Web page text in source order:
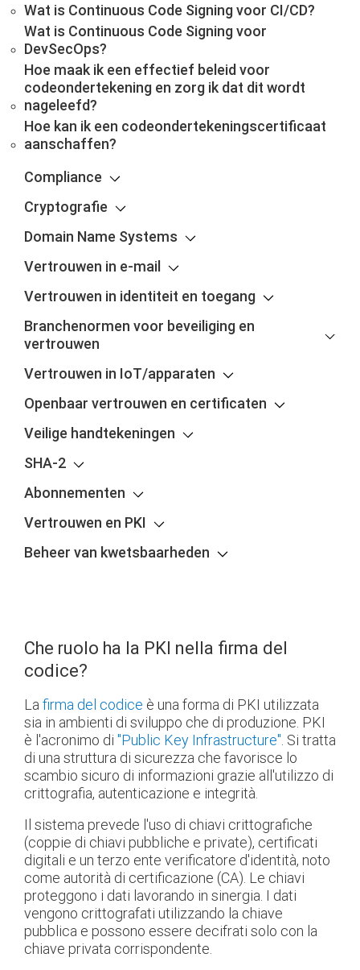
Wat is Continuous Code Signing voor CI/CD?
Wat is Continuous Code Signing voor
DevSecOps?
Hoe maak ik een effectief beleid voor
codeondertekening en zorg ik dat dit wordt
nageleefd?
Hoe kan ik een codeondertekeningscertificaat
aanschaffen?
Compliance
Cryptografie
Domain Name Systems
Vertrouwen in e-mail
Vertrouwen in identiteit en toegang
Branchenormen voor beveiliging en
vertrouwen
Vertrouwen in IoT/apparaten
Openbaar vertrouwen en certificaten
Veilige handtekeningen
SHA-2
Abonnementen
Vertrouwen en PKI
Beheer van kwetsbaarheden
Che ruolo ha la PKI nella firma del
codice?
La firma del codice è una forma di PKI utilizzata
sia in ambienti di sviluppo che di produzione. PKI
è l'acronimo di "Public Key Infrastructure". Si tratta
di una struttura di sicurezza che favorisce lo
scambio sicuro di informazioni grazie all'utilizzo di
crittografia, autenticazione e integrità.
Il sistema prevede l'uso di chiavi crittografiche
(coppie di chiavi pubbliche e private), certificati
digitali e un terzo ente verificatore d'identità, noto
come autorità di certificazione (CA). Le chiavi
proteggono i dati lavorando in sinergia. I dati
vengono crittografati utilizzando la chiave
pubblica e possono essere decifrati solo con la
chiave privata corrispondente.